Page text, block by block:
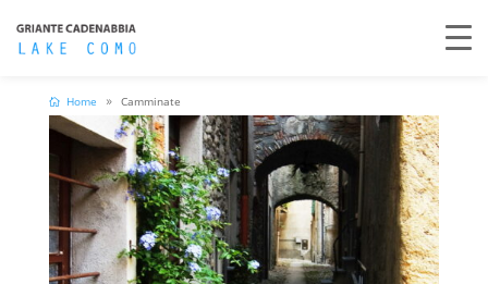
Home Camminate